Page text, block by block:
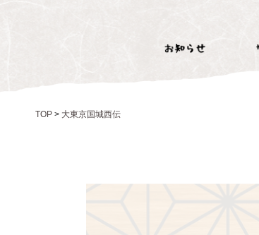
TOP > 大東京国城西伝